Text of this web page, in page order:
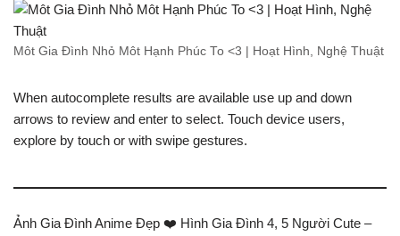
Môt Gia Đình Nhỏ Môt Hạnh Phúc To <3 | Hoạt Hình, Nghệ Thuật
When autocomplete results are available use up and down
arrows to review and enter to select. Touch device users,
explore by touch or with swipe gestures.
Ảnh Gia Đình Anime Đẹp ❤️ Hình Gia Đình 4, 5 Người Cute –